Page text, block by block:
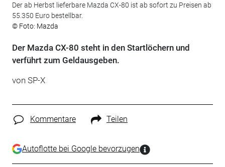
Der ab Herbst lieferbare Mazda CX-80 ist ab sofort zu Preisen ab
55.350 Euro bestellbar.
© Foto: Mazda
Der Mazda CX-80 steht in den Startlöchern und
verführt zum Geldausgeben.
von SP-X
Kommentare Teilen
Autoflotte bei Google bevorzugen